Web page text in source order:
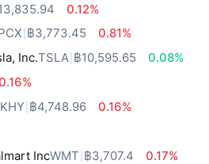
0.12%
฿3,773.45
0.81%
Inc.TSLA ฿10,595.65
0.08%
฿4,748.96
0.16%
IncWMT ฿3,707.4 0.17%